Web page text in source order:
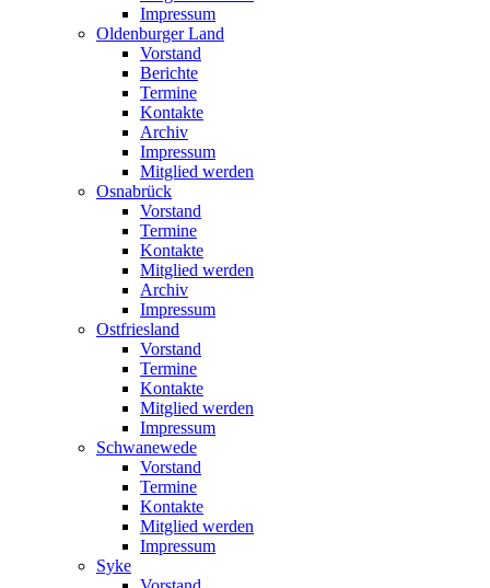
Impressum
Oldenburger Land
Vorstand
Berichte
Termine
Kontakte
Archiv
Impressum
Mitglied werden
Osnabrück
Vorstand
Termine
Kontakte
Mitglied werden
Archiv
Impressum
Ostfriesland
Vorstand
Termine
Kontakte
Mitglied werden
Impressum
Schwanewede
Vorstand
Termine
Kontakte
Mitglied werden
Impressum
Syke